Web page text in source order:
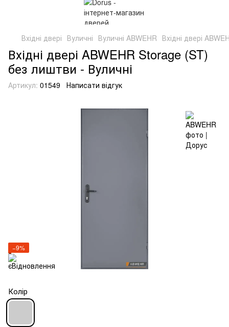
Вхідні двері Вуличні Вуличні ABWEHR Вхідні двері
Вхідні двері ABWEHR Storage (ST)
без лиштви - Вуличні
Артикул: 01549 Написати відгук
−9%
Колір